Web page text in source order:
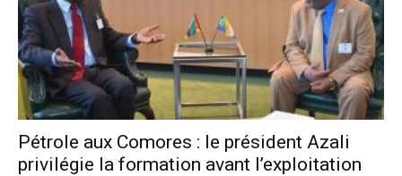
Pétrole aux Comores : le président Azali
privilégie la formation avant l’exploitation